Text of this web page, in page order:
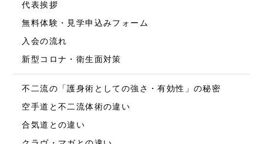
代表挨拶
無料体験・見学申込みフォーム
入会の流れ
新型コロナ・衛生面対策
不二流の「護身術としての強さ・有効性」の秘密
空手道と不二流体術の違い
合気道との違い